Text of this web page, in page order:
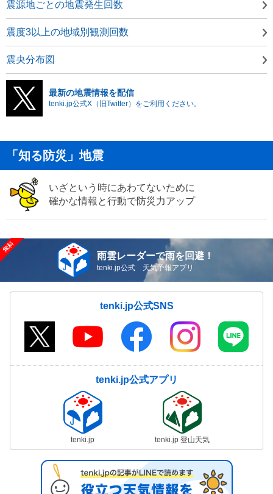
震源地ごとの地震発生回数
震度3以上の地域別観測回数
震央分布図
最新の地震情報を配信
tenki.jp公式X（旧Twitter）をご利用ください。
「知る防災」地震
いざという時にあわてないために
確かな情報と行動で防災力アップ
雨雲レーダーで雨を回避！
tenki.jp公式 天気予報アプリ
tenki.jp公式SNS
tenki.jp公式アプリ
tenki.jp tenki.jp 登山天気